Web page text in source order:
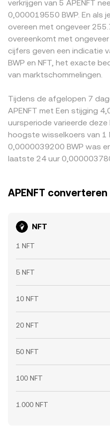
slotte zorgen technische
volatiliteit: wanneer er
bestaan kunnen funding
veroorzaken; on‑chain
unlocks of bridge‑stromen
andere ketens beïnvloeden
specifieke handelsplaatsen,
automatische market
waarbij x en y de
wordt benaderd door y/x;
balans en brengen
omrekeningen geldt:
conversion rate, en
/ conversion rate, waarbij
moment van uitvoeren.
sterker kan verschuiven.
regelgevingsverschillen
kortingen veroorzaken,
NFT‑gerelateerde diensten
regio’s, of wanneer
lokale gebruikers
NFT/BWP‑notering vaak
lichte premie of korting
dat direct het uiteindelijke
tussen beurzen werkt als
goedkoop in te kopen en
prijsverschil bestaat, maar
netwerkfees,
maken die werking
verkrijgen van 5 APENFT
0,000019550 BWP. En als
overeen met ongeveer
overeenkomt met
cijfers geven een indicatie
BWP en NFT, het exacte
van marktschommelingen.
Tijdens de afgelopen 7
APENFT met Een stijging
uursperiode varieerde
hoogste wisselkoers van 1
0,0000039200 BWP was
laatste 24 uur
APENFT
NFT
1 NFT
5 NFT
10 NFT
20 NFT
50 NFT
100 NFT
1.000 NFT